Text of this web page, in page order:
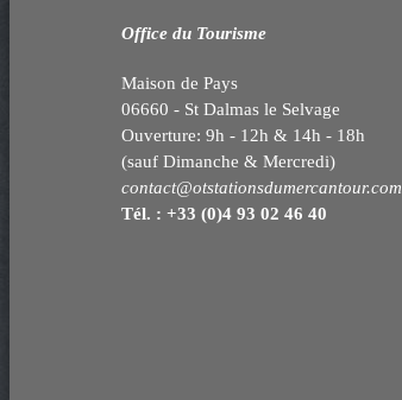
Office du Tourisme
Maison de Pays
06660 - St Dalmas le Selvage
Ouverture: 9h - 12h & 14h - 18h
(sauf Dimanche & Mercredi)
contact@otstationsdumercantour.com
Tél. : +33 (0)4 93 02 46 40